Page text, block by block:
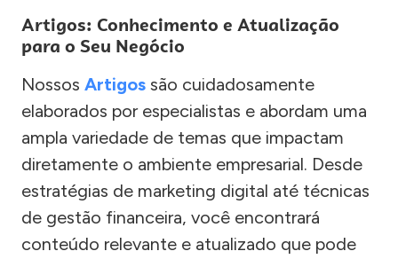
Artigos: Conhecimento e Atualização
para o Seu Negócio
Nossos Artigos são cuidadosamente
elaborados por especialistas e abordam uma
ampla variedade de temas que impactam
diretamente o ambiente empresarial. Desde
estratégias de marketing digital até técnicas
de gestão financeira, você encontrará
conteúdo relevante e atualizado que pode